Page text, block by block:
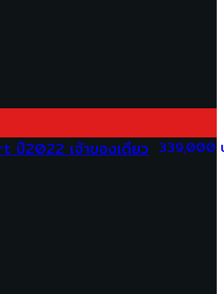
339,000
ปี2022 เจ้าของเดียว